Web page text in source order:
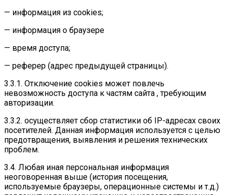
— информация из cookies;
— информация о браузере
— время доступа;
— реферер (адрес предыдущей страницы).
3.3.1. Отключение cookies может повлечь
невозможность доступа к частям сайта , требующим
авторизации.
3.3.2. осуществляет сбор статистики об IP-адресах своих
посетителей. Данная информация используется с целью
предотвращения, выявления и решения технических
проблем.
3.4. Любая иная персональная информация
неоговоренная выше (история посещения,
используемые браузеры, операционные системы и т.д.)